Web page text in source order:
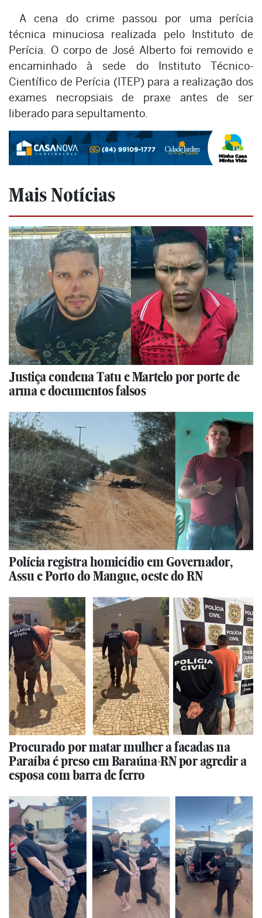
A cena do crime passou por uma perícia
técnica minuciosa realizada pelo Instituto de
Perícia. O corpo de José Alberto foi removido e
encaminhado à sede do Instituto Técnico-
Científico de Perícia (ITEP) para a realização dos
exames necropsiais de praxe antes de ser
liberado para sepultamento.
Mais Notícias
Justiça condena Tatu e Martelo por porte de
arma e documentos falsos
Polícia registra homicídio em Governador,
Assu e Porto do Mangue, oeste do RN
Procurado por matar mulher a facadas na
Paraíba é preso em Baraúna-RN por agredir a
esposa com barra de ferro